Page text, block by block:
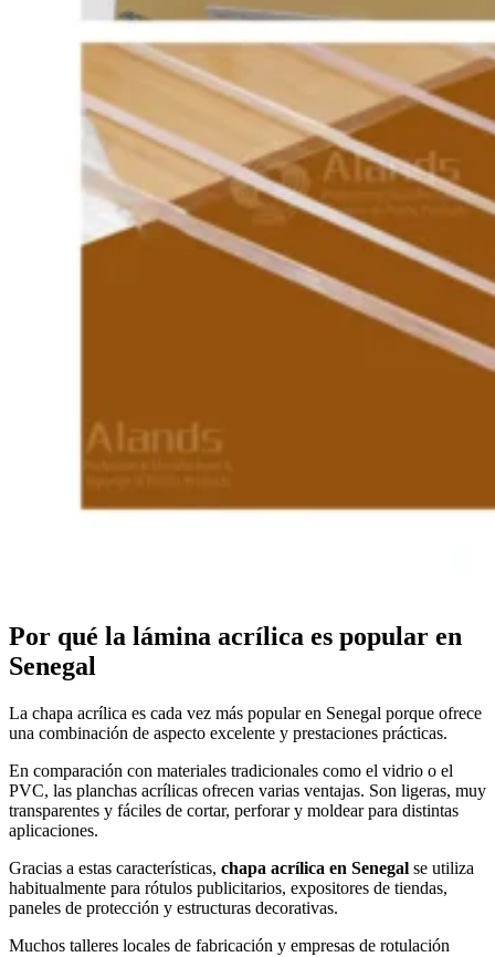
Por qué la lámina acrílica es popular en
Senegal
La chapa acrílica es cada vez más popular en Senegal porque ofrece
una combinación de aspecto excelente y prestaciones prácticas.
En comparación con materiales tradicionales como el vidrio o el
PVC, las planchas acrílicas ofrecen varias ventajas. Son ligeras, muy
transparentes y fáciles de cortar, perforar y moldear para distintas
aplicaciones.
Gracias a estas características, chapa acrílica en Senegal se utiliza
habitualmente para rótulos publicitarios, expositores de tiendas,
paneles de protección y estructuras decorativas.
Muchos talleres locales de fabricación y empresas de rotulación